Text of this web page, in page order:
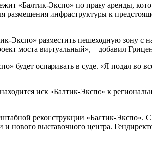
«Балтик-Экспо» по праву аренды,
размещения инфраструктуры к
Экспо» разместить пешеходную
моста виртуальный», – добавил
будет оспаривать в суде. «Я подал во
иск «Балтик-Экспо» к
реконструкции «Балтик-
и нового выставочного центра.